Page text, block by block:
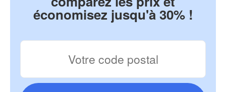
économisez jusqu'à 30% !